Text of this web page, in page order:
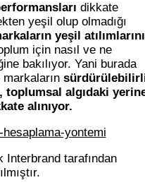
dikkate
yeşil olup olma­dığı
yeşil
için nasıl ve ne
bakılıyor. Yani burada
algı­daki
alınıyor.
Interbrand tarafından